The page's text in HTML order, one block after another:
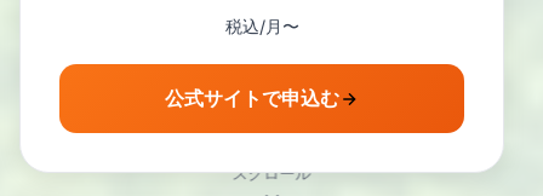
税込/月〜
公式サイトで申込む
スクロール